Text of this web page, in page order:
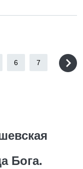
6 7
Бога.